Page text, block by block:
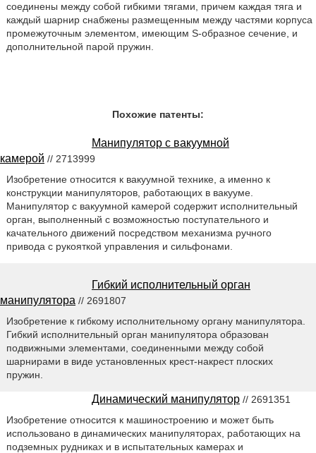
соединены между собой гибкими тягами, причем каждая тяга и
каждый шарнир снабжены размещенным между частями корпуса
промежуточным элементом, имеющим S-образное сечение, и
дополнительной парой пружин.
Похожие патенты:
Манипулятор с вакуумной
камерой // 2713999
Изобретение относится к вакуумной технике, а именно к
конструкции манипуляторов, работающих в вакууме.
Манипулятор с вакуумной камерой содержит исполнительный
орган, выполненный с возможностью поступательного и
качательного движений посредством механизма ручного
привода с рукояткой управления и сильфонами.
Гибкий исполнительный орган
манипулятора // 2691807
Изобретение к гибкому исполнительному органу манипулятора.
Гибкий исполнительный орган манипулятора образован
подвижными элементами, соединенными между собой
шарнирами в виде установленных крест-накрест плоских
пружин.
Динамический манипулятор // 2691351
Изобретение относится к машиностроению и может быть
использовано в динамических манипуляторах, работающих на
подземных рудниках и в испытательных камерах и